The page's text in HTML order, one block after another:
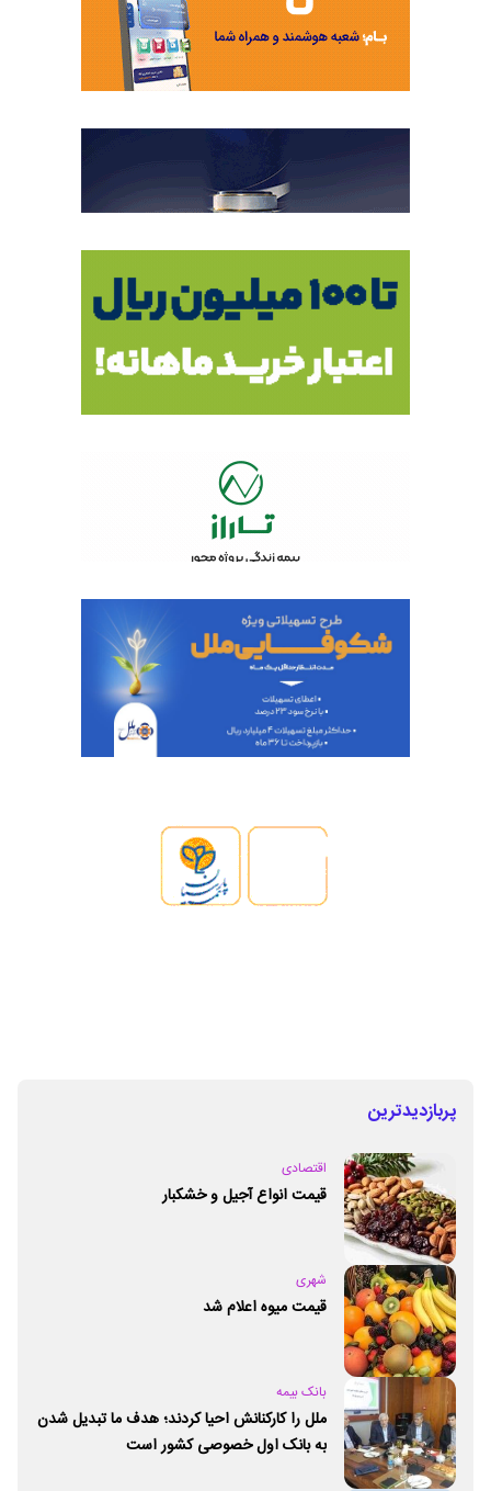
پربازدیدترین
اقتصادی
قیمت انواع آجیل و خشکبار
شهری
قیمت میوه اعلام شد
بانک بیمه
ملل را کارکنانش احیا کردند؛ هدف ما تبدیل شدن
به بانک اول خصوصی کشور است